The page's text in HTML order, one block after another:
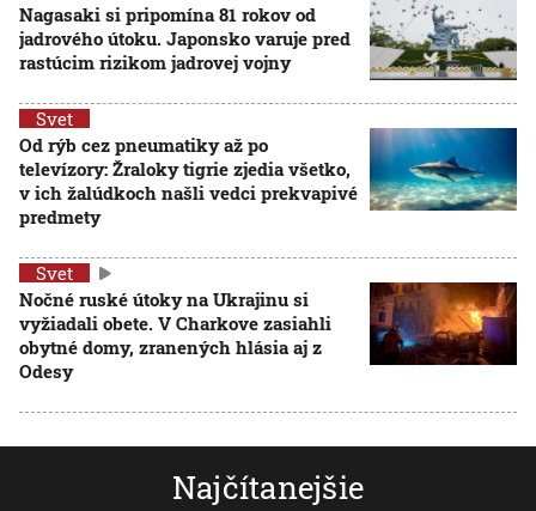
Najčítanejšie
Nagasaki si pripomína 81 rokov od
jadrového útoku. Japonsko varuje pred
rastúcim rizikom jadrovej vojny
Svet
Od rýb cez pneumatiky až po
televízory: Žraloky tigrie zjedia všetko,
v ich žalúdkoch našli vedci prekvapivé
predmety
Svet
Nočné ruské útoky na Ukrajinu si
vyžiadali obete. V Charkove zasiahli
obytné domy, zranených hlásia aj z
Odesy